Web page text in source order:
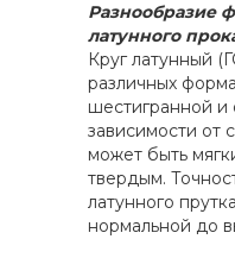
Разнообразие
латунного
Круг латунный
различных
шестигранной и
зависимости от
может быть
твердым.
латунного
нормальной до